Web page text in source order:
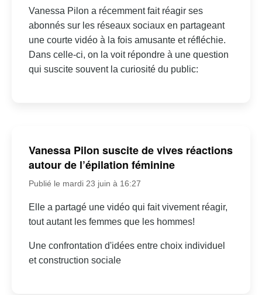
Vanessa Pilon a récemment fait réagir ses
abonnés sur les réseaux sociaux en partageant
une courte vidéo à la fois amusante et réfléchie.
Dans celle-ci, on la voit répondre à une question
qui suscite souvent la curiosité du public:
Vanessa Pilon suscite de vives réactions
autour de l’épilation féminine
Publié le mardi 23 juin à 16:27
Elle a partagé une vidéo qui fait vivement réagir,
tout autant les femmes que les hommes!
Une confrontation d'idées entre choix individuel
et construction sociale